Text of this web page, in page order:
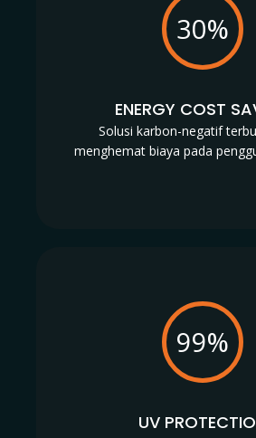
30%
ENERGY COST
Solusi karbon-negatif
menghemat biaya pada
99%
UV